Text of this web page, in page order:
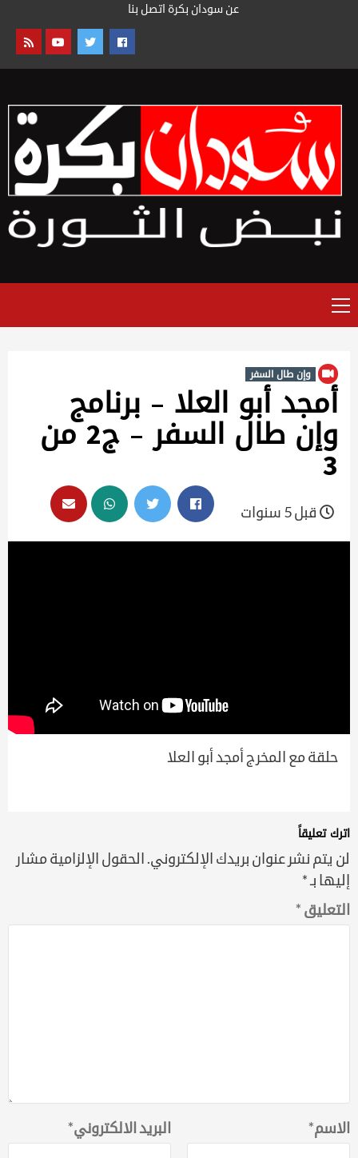
عن سودان بكرة اتصل بنا
القائمة
وإن طال السفر
أمجد أبو العلا – برنامج
وإن طال السفر – ج2 من
3
قبل 5 سنوات
حلقة مع المخرج أمجد أبو العلا
اترك تعليقاً
لن يتم نشر عنوان بريدك الإلكتروني. الحقول الإلزامية مشار
إليها بـ*
التعليق *
الاسم* البريد الالكتروني*